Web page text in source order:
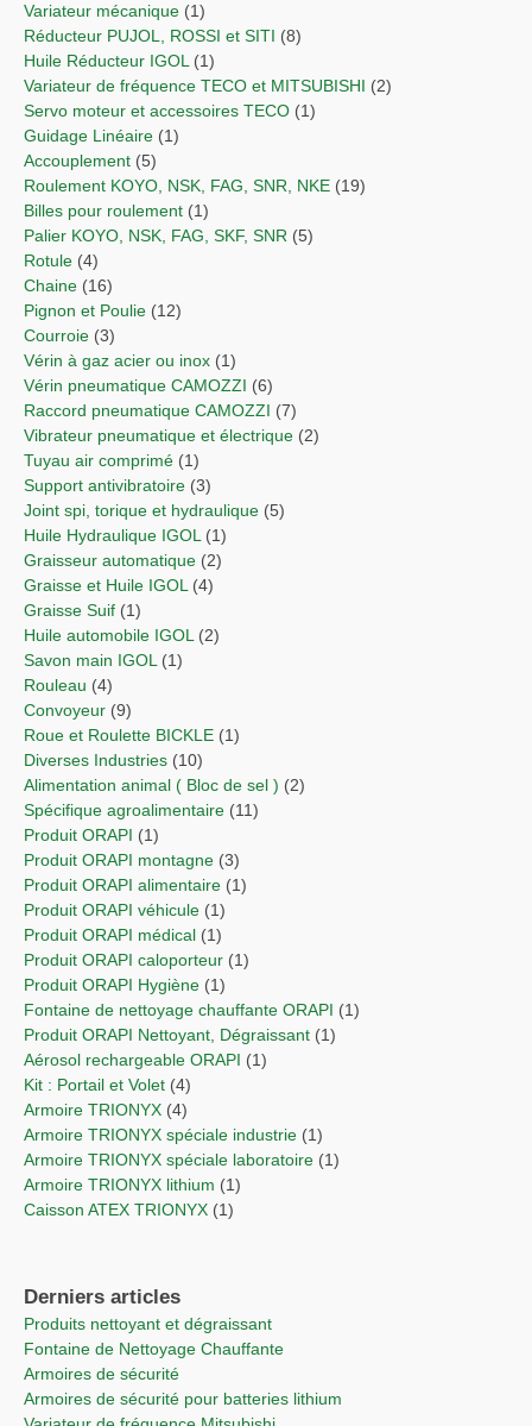
Variateur mécanique (1)
Réducteur PUJOL, ROSSI et SITI (8)
Huile Réducteur IGOL (1)
Variateur de fréquence TECO et MITSUBISHI (2)
Servo moteur et accessoires TECO (1)
Guidage Linéaire (1)
Accouplement (5)
Roulement KOYO, NSK, FAG, SNR, NKE (19)
Billes pour roulement (1)
Palier KOYO, NSK, FAG, SKF, SNR (5)
Rotule (4)
Chaine (16)
Pignon et Poulie (12)
Courroie (3)
Vérin à gaz acier ou inox (1)
Vérin pneumatique CAMOZZI (6)
Raccord pneumatique CAMOZZI (7)
Vibrateur pneumatique et électrique (2)
Tuyau air comprimé (1)
Support antivibratoire (3)
Joint spi, torique et hydraulique (5)
Huile Hydraulique IGOL (1)
Graisseur automatique (2)
Graisse et Huile IGOL (4)
Graisse Suif (1)
Huile automobile IGOL (2)
Savon main IGOL (1)
Rouleau (4)
Convoyeur (9)
Roue et Roulette BICKLE (1)
Diverses Industries (10)
Alimentation animal ( Bloc de sel ) (2)
Spécifique agroalimentaire (11)
Produit ORAPI (1)
Produit ORAPI montagne (3)
Produit ORAPI alimentaire (1)
Produit ORAPI véhicule (1)
Produit ORAPI médical (1)
Produit ORAPI caloporteur (1)
Produit ORAPI Hygiène (1)
Fontaine de nettoyage chauffante ORAPI (1)
Produit ORAPI Nettoyant, Dégraissant (1)
Aérosol rechargeable ORAPI (1)
Kit : Portail et Volet (4)
Armoire TRIONYX (4)
Armoire TRIONYX spéciale industrie (1)
Armoire TRIONYX spéciale laboratoire (1)
Armoire TRIONYX lithium (1)
Caisson ATEX TRIONYX (1)
Derniers articles
Produits nettoyant et dégraissant
Fontaine de Nettoyage Chauffante
Armoires de sécurité
Armoires de sécurité pour batteries lithium